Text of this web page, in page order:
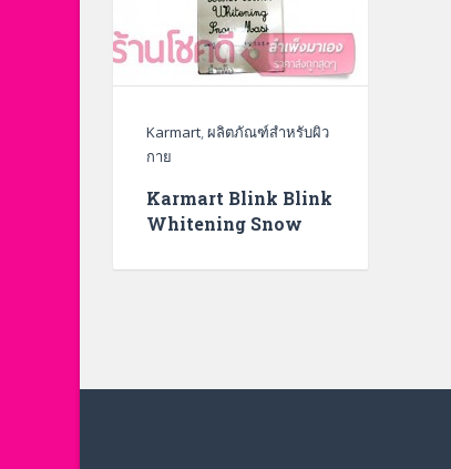
Karmart,ผลิตภัณฑ์สำหรับผิว
กาย
Karmart Blink Blink
Whitening Snow